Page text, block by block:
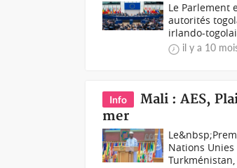
Le Parlement
autorités
irlando-
il y a 10
Info
Mali : AES,
mer
Nations Unies
Turkménistan,